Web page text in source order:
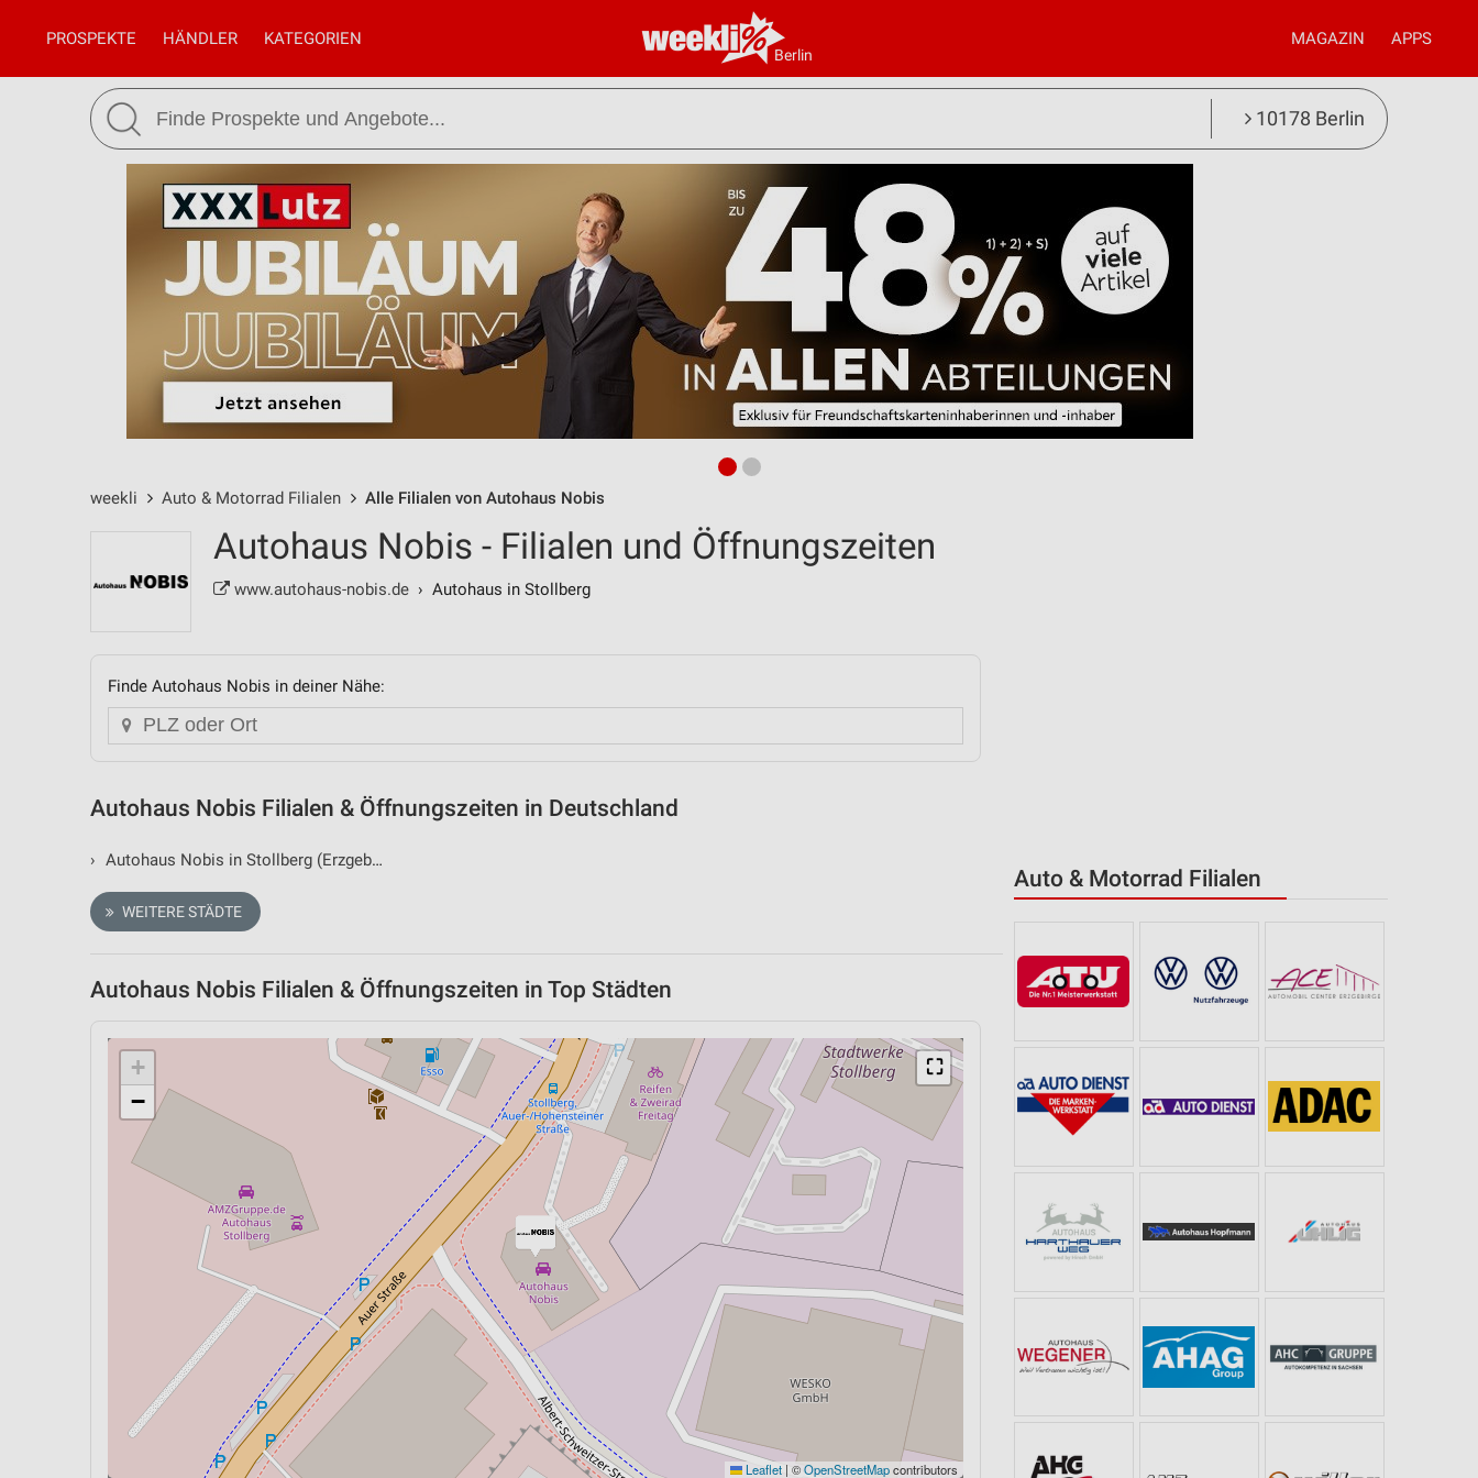
Berlin
PROSPEKTE HÄNDLER KATEGORIEN MAGAZIN APPS
10178 Berlin
weekli Auto & Motorrad Filialen Alle Filialen von Autohaus Nobis
Auto & Motorrad Filialen
Autohaus Nobis - Filialen und Öffnungszeiten
www.autohaus-nobis.de › Autohaus in Stollberg
Finde Autohaus Nobis in deiner Nähe:
Autohaus Nobis Filialen & Öffnungszeiten in Deutschland
› Autohaus Nobis in Stollberg (Erzgebirge)
WEITERE STÄDTE
Autohaus Nobis Filialen & Öffnungszeiten in Top Städten
⛶
+
−
Leaflet | ©OpenStreetMapcontributors